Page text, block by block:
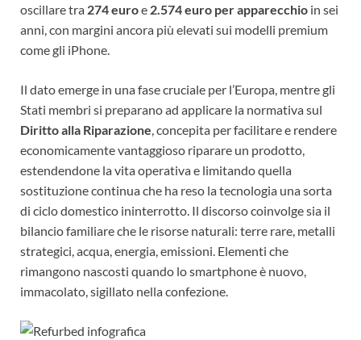
oscillare tra 274 euroe 2.574 euro per apparecchio in sei
anni, con margini ancora più elevati sui modelli premium
come gli iPhone.
Il dato emerge in una fase cruciale per l’Europa, mentre gli
Stati membri si preparano ad applicare la normativa sul
Diritto alla Riparazione , concepita per facilitare e rendere
economicamente vantaggioso riparare un prodotto,
estendendone la vita operativa e limitando quella
sostituzione continua che ha reso la tecnologia una sorta
di ciclo domestico ininterrotto. Il discorso coinvolge sia il
bilancio familiare che le risorse naturali: terre rare, metalli
strategici, acqua, energia, emissioni. Elementi che
rimangono nascosti quando lo smartphone è nuovo,
immacolato, sigillato nella confezione.